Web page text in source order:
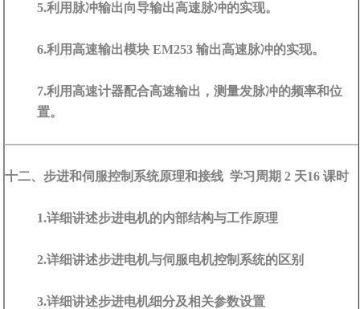
5.利用脉冲输出向导输出高速脉冲的实现。
6.利用高速输出模块 EM253 输出高速脉冲的实现。
7.利用高速计器配合高速输出，测量发脉冲的频率和位
置。
十二、步进和伺服控制系统原理和接线 学习周期 2 天16 课时
1.详细讲述步进电机的内部结构与工作原理
2.详细讲述步进电机与伺服电机控制系统的区别
3.详细讲述步进电机细分及相关参数设置